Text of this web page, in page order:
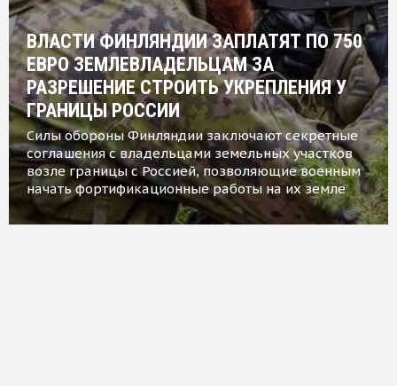
ВЛАСТИ ФИНЛЯНДИИ ЗАПЛАТЯТ ПО 750
ЕВРО ЗЕМЛЕВЛАДЕЛЬЦАМ ЗА
РАЗРЕШЕНИЕ СТРОИТЬ УКРЕПЛЕНИЯ У
ГРАНИЦЫ РОССИИ
Силы обороны Финляндии заключают секретные
соглашения с владельцами земельных участков
возле границы с Россией, позволяющие военным
начать фортификационные работы на их земле